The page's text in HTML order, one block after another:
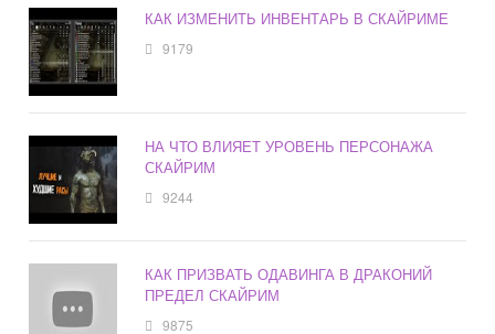
КАК ИЗМЕНИТЬ ИНВЕНТАРЬ В СКАЙРИМЕ
9179
НА ЧТО ВЛИЯЕТ УРОВЕНЬ ПЕРСОНАЖА
СКАЙРИМ
9244
КАК ПРИЗВАТЬ ОДАВИНГА В ДРАКОНИЙ
ПРЕДЕЛ СКАЙРИМ
9875